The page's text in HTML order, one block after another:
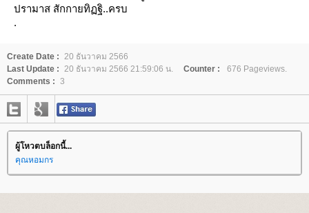
ปรามาส สักกายทิฏฐิ..ครบ
.
Create Date : 20 ธันวาคม 2566
Last Update : 20 ธันวาคม 2566 21:59:06 น. Counter :
676 Pageviews.
Comments : 3
ผู้โหวตบล็อกนี้...
คุณหอมกร